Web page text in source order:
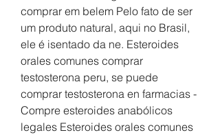
comprar em belem Pelo fato de ser
um produto natural, aqui no Brasil,
ele é isentado da ne. Esteroides
orales comunes comprar
testosterona peru, se puede
comprar testosterona en farmacias -
Compre esteroides anabólicos
legales Esteroides orales comunes